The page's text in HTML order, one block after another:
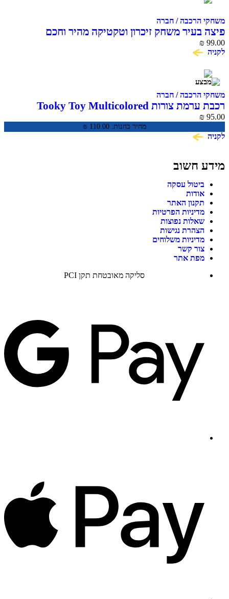
משחקי הרכבה / חברה
פיצה בעיר משחק זיכרון וטקטיקה מהיר וחכם
₪ 99.00
לקניה
משחקי הרכבה / חברה
רכבת ערמת צורות Tooky Toy Multicolored
Stacking Train TKB383
מחיר בחנות: ₪ 110.00
₪ 95.00
לקניה
מידע חשוב
ביטול עסקה
אודות
תקנון האתר
מדיניות הפרטיות
שאלות נפוצות
הצהרת נגישות
מדיניות משלוחים
צור קשר
מפת אתר
סליקה מאובטחת תקן PCI